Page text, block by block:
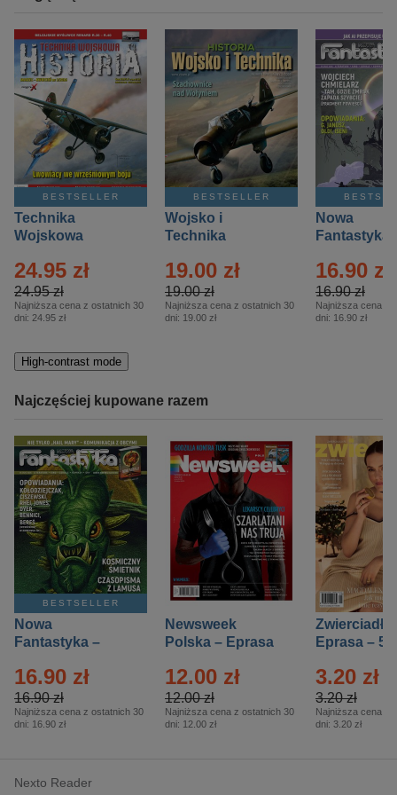
BESTSELLER
Technika
Wojskowa
– 2/2026
24.95 zł
24.95 zł
Najniższa cena z ostatnich 30
dni: 24.95 zł
BESTSELLER
Wojsko i
Technika
Specjalne –
Eprasa – 2/2026
19.00 zł
19.00 zł
Najniższa cena z ostatnich 30
dni: 19.00 zł
Nowa
Fantastyka
16.90 zł
16.90 zł
Najniższa cena z
dni: 16.90 zł
High-contrast mode
Najczęściej kupowane razem
BESTSELLER
Nowa
Fantastyka –
16.90 zł
16.90 zł
Najniższa cena z ostatnich 30
dni: 16.90 zł
Newsweek
Polska – Eprasa
12.00 zł
12.00 zł
Najniższa cena z ostatnich 30
dni: 12.00 zł
Zwierciadło
Eprasa – 5/
3.20 zł
3.20 zł
Najniższa cena z
dni: 3.20 zł
Nexto Reader